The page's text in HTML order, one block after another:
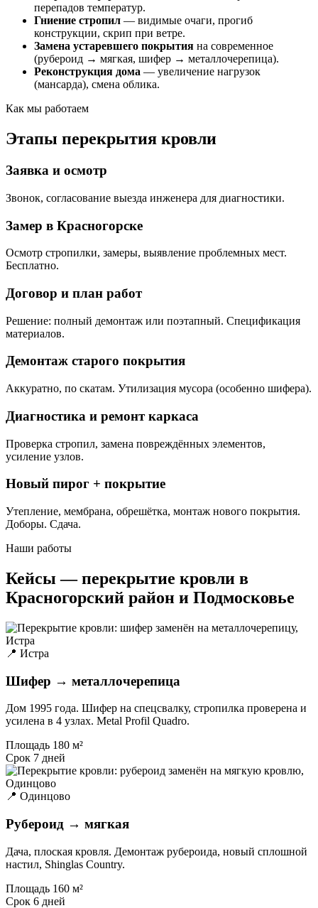
перепадов температур.
Гниение стропил — видимые очаги, прогиб
конструкции, скрип при ветре.
Замена устаревшего покрытия на современное
(рубероид → мягкая, шифер → металлочерепица).
Реконструкция дома — увеличение нагрузок
(мансарда), смена облика.
Как мы работаем
Этапы перекрытия кровли
Заявка и осмотр
Звонок, согласование выезда инженера для диагностики.
Замер в Красногорске
Осмотр стропилки, замеры, выявление проблемных мест.
Бесплатно.
Договор и план работ
Решение: полный демонтаж или поэтапный. Спецификация
материалов.
Демонтаж старого покрытия
Аккуратно, по скатам. Утилизация мусора (особенно шифера).
Диагностика и ремонт каркаса
Проверка стропил, замена повреждённых элементов,
усиление узлов.
Новый пирог + покрытие
Утепление, мембрана, обрешётка, монтаж нового покрытия.
Доборы. Сдача.
Наши работы
Кейсы — перекрытие кровли в
Красногорский район и Подмосковье
📍 Истра
Шифер → металлочерепица
Дом 1995 года. Шифер на спецсвалку, стропилка проверена и
усилена в 4 узлах. Metal Profil Quadro.
Площадь 180 м²
Срок 7 дней
📍 Одинцово
Рубероид → мягкая
Дача, плоская кровля. Демонтаж рубероида, новый сплошной
настил, Shinglas Country.
Площадь 160 м²
Срок 6 дней